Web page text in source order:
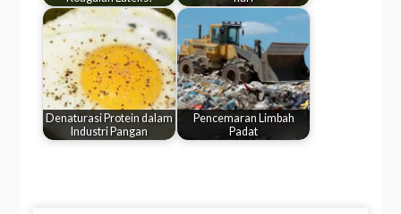
Denaturasi Protein dalam
Industri Pangan
Pencemaran Limbah
Padat